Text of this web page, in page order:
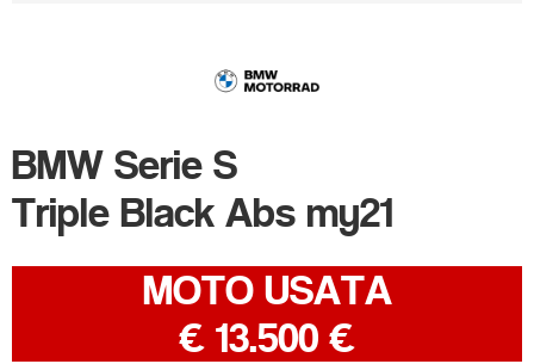
BMW Serie S
Triple Black Abs my21
MOTO USATA
€ 13.500 €